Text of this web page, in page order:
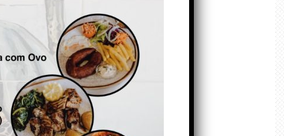
OPINIÃO E CRÓNICAS
Matraquilhos… Autor:
Fernando Roldão
6 de Agosto de 2026